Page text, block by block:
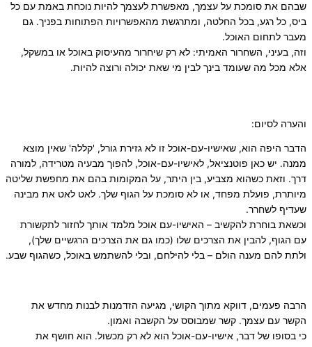
שבהם את סומכת על עצמך, מאפשרת לעצמך להיות נוכחת באמת עם כל
ביס, כל רגע, בכל החלטה, ומתרגשת מהאפשרויות הפתוחות בפניך. גם
מעבר לתחום האוכל.
וזה, בעיני, השחרור האמיתי: לא רק שיחרור מהעיסוק באוכל או במשקל,
אלא מכל מה שעומד בינך לבין מי שאת יכולה ורוצה להיות.
והערה לסיום:
הדבר היפה הוא, שאישיו-עם-אוכל זו לא גזירת גורל, 'קללה' שאין מוצא
ממנה. יש כאן פוטנציאל, לאישיו-עם-אוכל, להפוך מבעיה מטרידה, למורה
דרך. וזאת כשהוא מצביע, בין היתר, על המקומות בהם את מחפשת שליטה
מיותרת, פועלת מפחד, או לא סומכת על הגוף שלך. לאט לאט את מבינה
שעדיף לשחרר.
וכשאת בוחרת להקשיב – האישיו-עם אוכל מלמד אותך לחזור לתקשורת
עם הגוף, להבין את הצרכים שלו (כמו גם את הצרכים הרגשיים שלך),
ולתת להם מענה הולם – בלי להילחם, ובלי להשתמש באוכל, כשהגוף שבע.
הרבה פעמים, דווקא מתוך הקושי, מגיעה הזדמנות לבנות מחדש את
הקשר עם עצמך. קשר שמבוסס על הקשבה ואמון.
כי בסופו של דבר, אישיו-עם-אוכל הוא לא רק מכשול. הוא חושף את